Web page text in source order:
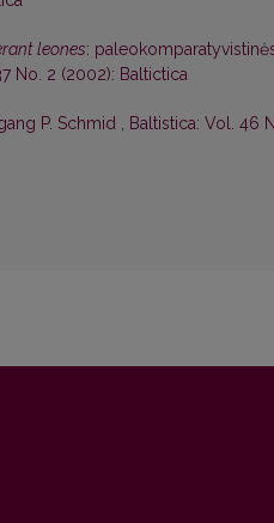
leones:
No. 2 (2002): Baltictica
P. Schmid , Baltistica: Vol. 46